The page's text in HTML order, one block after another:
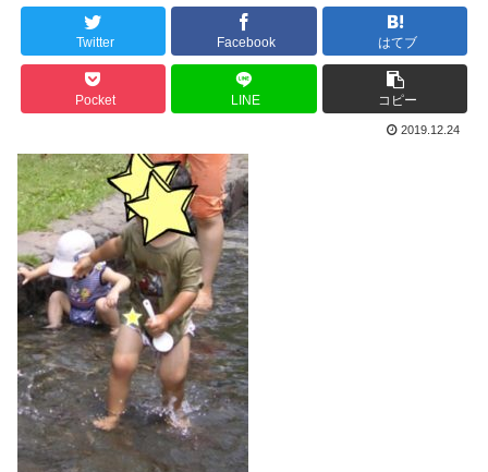
Twitter Facebook はてブ
Pocket LINE コピー
2019.12.24